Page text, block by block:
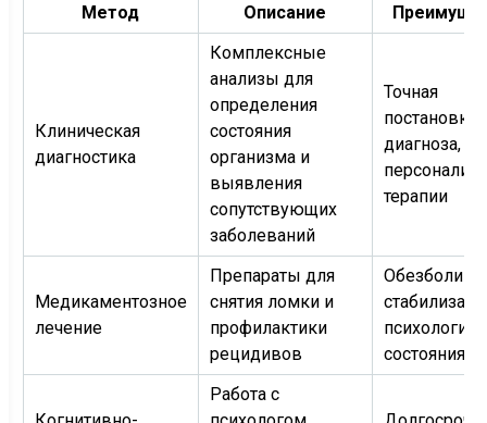
Метод Описание
Клиническая
диагностика
Комплексные
анализы для
определения
состояния
организма и
выявления
сопутствующих
заболеваний
Точная
постановка
диагноза,
терапии
Медикаментозное
лечение
Препараты для
снятия ломки и
профилактики
рецидивов
состояния
Работа с